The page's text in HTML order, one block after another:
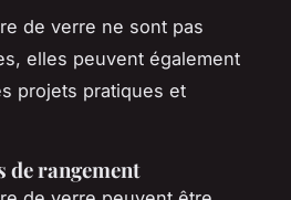
de verre ne sont pas
elles peuvent également
projets pratiques et
de rangement